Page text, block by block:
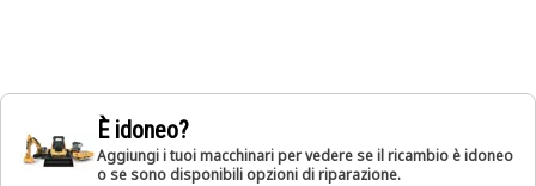
È idoneo?
Aggiungi i tuoi macchinari per vedere se il ricambio è idoneo
o se sono disponibili opzioni di riparazione.